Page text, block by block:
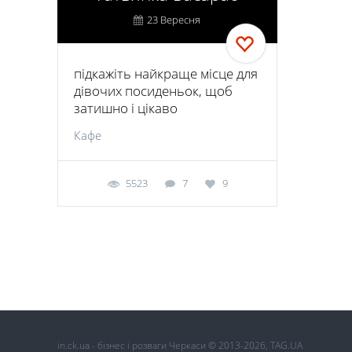
23 Вересня
підкажіть найкраще місце для
дівочих посиденьок, щоб
затишно і цікаво
Кафе
5523 7 9
in.ck.ua - бізнес і розваги Черкаси © 2013-2026, TAG.UA